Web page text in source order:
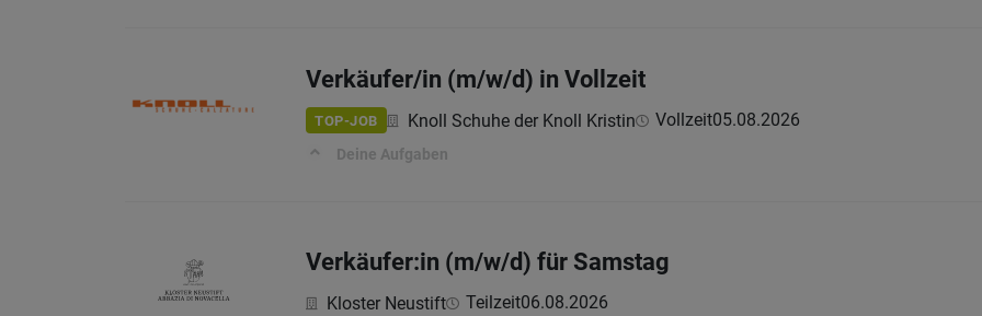
Verkäufer/in (m/w/d) in Vollzeit
TOP-JOB Knoll Schuhe der Knoll Kristin Vollzeit05.08.2026
Deine Aufgaben
Verkäufer:in (m/w/d) für Samstag
Kloster Neustift Teilzeit06.08.2026